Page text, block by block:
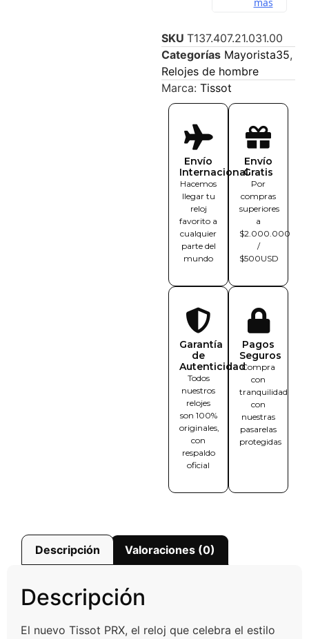
SKU T137.407.21.031.00
Categorías Mayorista35,
Relojes de hombre
Marca: Tissot
Envío
Internacional
Hacemos
llegar tu
reloj
favorito a
cualquier
parte del
mundo
Envío
Gratis
Por
compras
superiores
a
$2.000.000
/
$500USD
Garantía
de
Autenticidad
Todos
nuestros
relojes
son 100%
originales,
con
respaldo
oficial
Pagos
Seguros
Compra
con
tranquilidad
con
nuestras
pasarelas
protegidas
Descripción Valoraciones (0)
Descripción
El nuevo Tissot PRX, el reloj que celebra el estilo